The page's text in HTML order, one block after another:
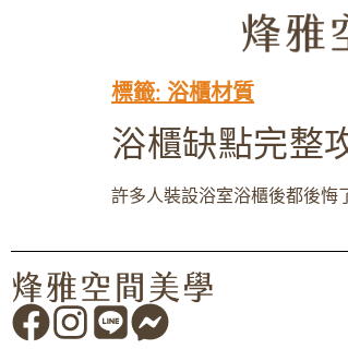
標籤: 浴櫃材質
浴櫃缺點完整
許多人裝設浴室浴櫃後都後